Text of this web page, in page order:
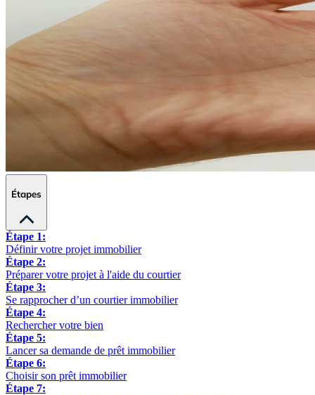
Étapes
Étape 1:
Définir votre projet immobilier
Étape 2:
Préparer votre projet à l'aide du courtier
Étape 3:
Se rapprocher d’un courtier immobilier
Étape 4:
Rechercher votre bien
Étape 5:
Lancer sa demande de prêt immobilier
Étape 6:
Choisir son prêt immobilier
Étape 7: